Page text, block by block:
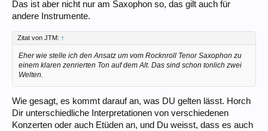
Das ist aber nicht nur am Saxophon so, das gilt auch für
andere Instrumente.
Zitat von JTM: ↑
Eher wie stelle ich den Ansatz um vom Rocknroll Tenor Saxophon zu
einem klaren zenrierten Ton auf dem Alt. Das sind schon tonlich zwei
Welten.
Wie gesagt, es kommt darauf an, was DU gelten lässt. Horch
Dir unterschiedliche Interpretationen von verschiedenen
Konzerten oder auch Etüden an, und Du weisst, dass es auch